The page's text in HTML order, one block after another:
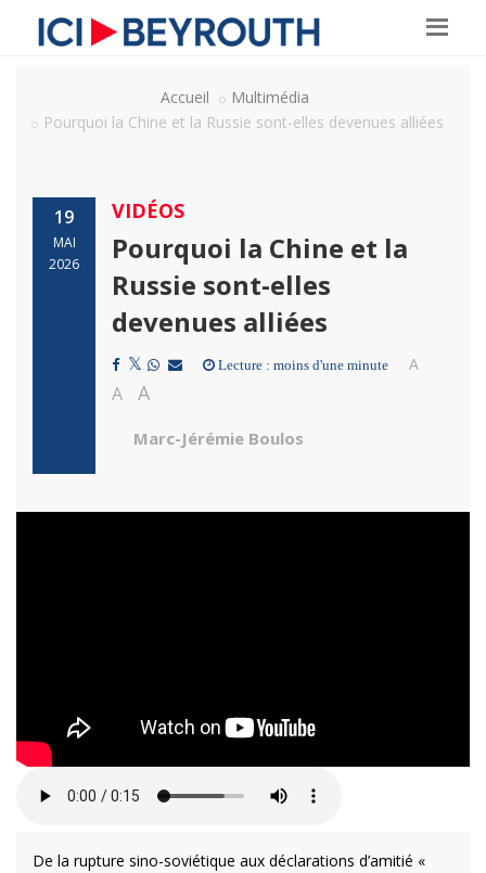
Accueil
Multimédia
Pourquoi la Chine et la Russie sont-elles devenues alliées
19
MAI
2026
VIDÉOS
Pourquoi la Chine et la
Russie sont-elles
devenues alliées
Lecture : moins d'une minute A
A A
Marc-Jérémie Boulos
De la rupture sino-soviétique aux déclarations d’amitié «